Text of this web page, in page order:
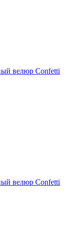
велюр Confetti
велюр Confetti